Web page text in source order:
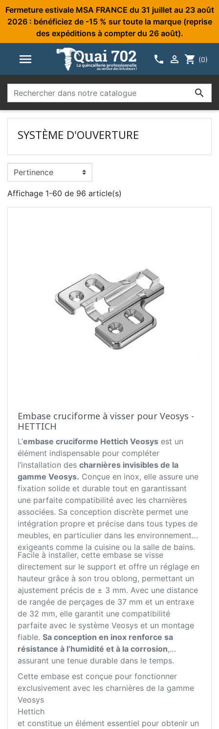
Fermeture estivale MSA FRANCE du 31 juillet au 23 août
2026 : bénéficiez de -15 % sur toute la marque (reprise
des expéditions à compter du 26 août).
   shopping_cart (0)

SYSTÈME D'OUVERTURE
Affichage 1-60 de 96 article(s)
Embase cruciforme à visser pour Veosys -
HETTICH
L’embase cruciforme Hettich Veosys est un
élément indispensable pour compléter
l’installation des charnières invisibles de la
gamme Veosys. Conçue en inox, elle assure une
fixation solide et durable tout en garantissant
une parfaite compatibilité avec les charnières
associées. Sa conception discrète permet une
intégration propre et précise dans tous types de
meubles, en particulier dans les environnements
exigeants comme la cuisine ou la salle de bains.
Facile à installer, cette embase se visse
directement sur le support et offre un réglage en
hauteur grâce à son trou oblong, permettant un
ajustement précis de ± 3 mm. Avec une distance
de rangée de perçages de 37 mm et un entraxe
de 32 mm, elle garantit une compatibilité
parfaite avec le système Veosys et un montage
fiable. Sa conception en inox renforce sa
résistance à l’humidité et à la corrosion,
assurant une tenue durable dans le temps.
Cette embase est conçue pour fonctionner
exclusivement avec les charnières de la gamme
Veosys
Hettich
et constitue un élément essentiel pour obtenir un